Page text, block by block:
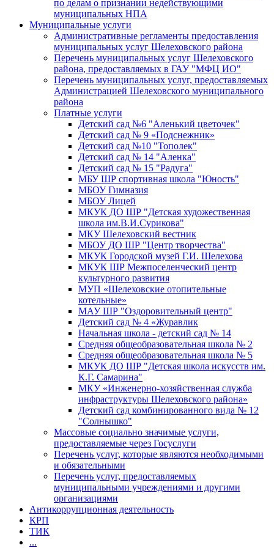
по делам о признании недействующими
муниципальных НПА
Муниципальные услуги
Административные регламенты предоставления
муниципальных услуг Шелеховского района
Перечень муниципальных услуг Шелеховского
района, предоставляемых в ГАУ "МФЦ ИО"
Перечень муниципальных услуг, предоставляемых
Администрацией Шелеховского муниципального
района
Платные услуги
Детский сад №6 "Аленький цветочек"
Детский сад № 9 «Подснежник»
Детский сад №10 "Тополек"
Детский сад № 14 "Аленка"
Детский сад № 15 "Радуга"
МБУ ШР спортивная школа "Юность"
МБОУ Гимназия
МБОУ Лицей
МКУК ДО ШР "Детская художественная
школа им.В.И.Сурикова"
МКУ Шелеховский вестник
МБОУ ДО ШР "Центр творчества"
МКУК Городской музей Г.И. Шелехова
МКУК ШР Межпоселенческий центр
культурного развития
МУП «Шелеховские отопительные
котельные»
МАУ ШР "Оздоровительный центр"
Детский сад № 4 «Журавлик
Начальная школа - детский сад № 14
Средняя общеобразовательная школа № 2
Средняя общеобразовательная школа № 5
МКУК ДО ШР "Детская школа искусств им.
К.Г. Самарина"
МКУ «Инженерно-хозяйственная служба
инфраструктуры Шелеховского района»
Детский сад комбинированного вида № 12
"Солнышко"
Массовые социально значимые услуги,
предоставляемые через Госуслуги
Перечень услуг, которые являются необходимыми
и обязательными
Перечень услуг, предоставляемых
муниципальными учреждениями и другими
организациями
Антикоррупционная деятельность
КРП
ТИК
...